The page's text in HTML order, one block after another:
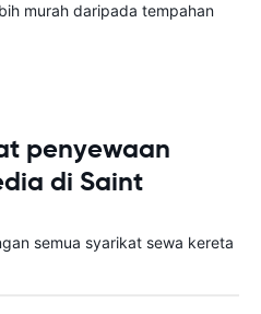
murah daripada tempahan
penyewaan
di Saint
semua syarikat sewa kereta